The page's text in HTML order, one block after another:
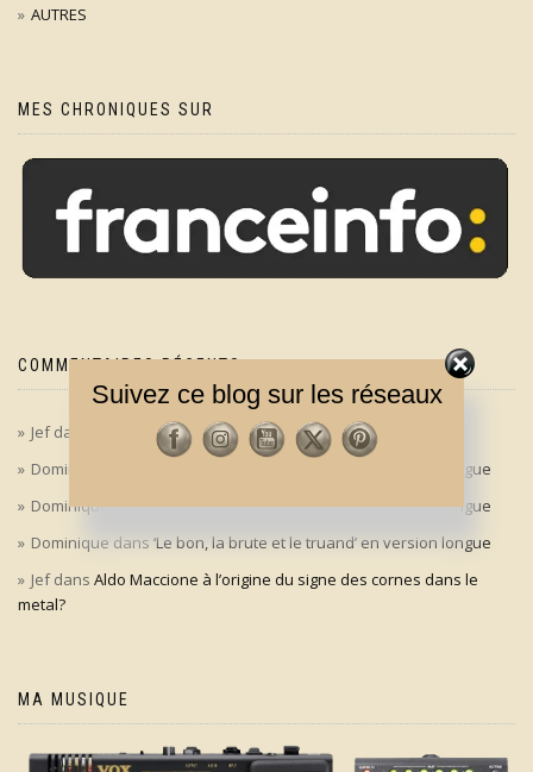
AUTRES
MES CHRONIQUES SUR
COMMENTAIRES RÉCENTS
Jefdans
‘Le bon, la brute et le truand’ en version longue
Dominique
‘Le bon, la brute et le truand’ en version longue
Dominiquedans‘Le bon, la brute et le truand’ en version longue
Dominique dans ‘Le bon, la brute et le truand’ en version longue
Jefdans Aldo Maccione à l’origine du signe des cornes dans le
metal?
MA MUSIQUE
Suivez ce blog sur les réseaux